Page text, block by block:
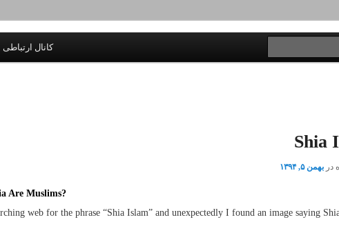
اندیشه بر خط
کانال ارتباطی
Shia
در بهمن ۵, ۱۳۹۴
Are Muslims?
web for the phrase “Shia Islam” and unexpectedly I found an image saying